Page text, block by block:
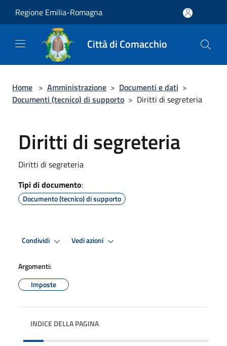
Regione Emilia-Romagna
Città di Comacchio
Home > Amministrazione > Documenti e dati >
Documenti (tecnico) di supporto > Diritti di segreteria
Diritti di segreteria
Diritti di segreteria
Tipi di documento:
Documento (tecnico) di supporto
Condividi Vedi azioni
Argomenti:
Imposte
INDICE DELLA PAGINA